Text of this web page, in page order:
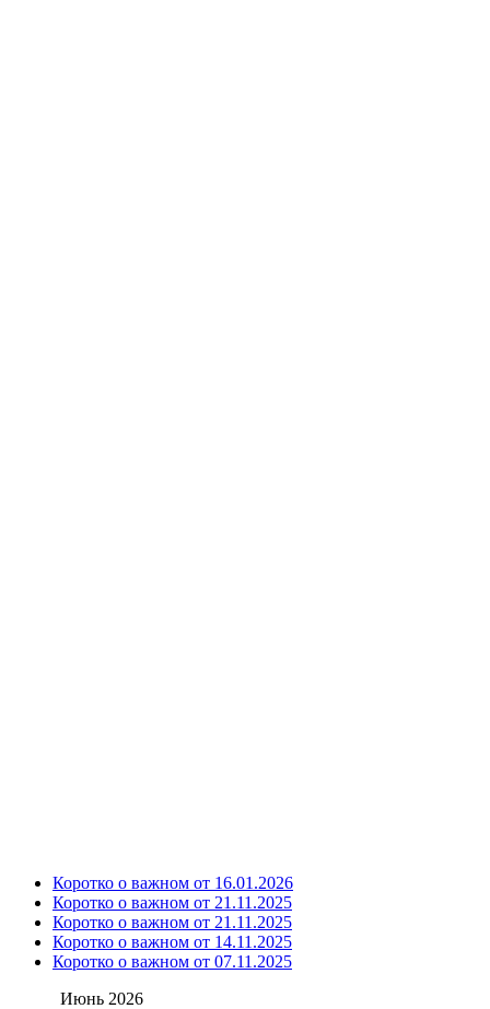
Коротко о важном от 16.01.2026
Коротко о важном от 21.11.2025
Коротко о важном от 21.11.2025
Коротко о важном от 14.11.2025
Коротко о важном от 07.11.2025
Июнь 2026